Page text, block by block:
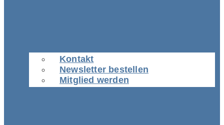
Kontakt
Newsletter bestellen
Mitglied werden